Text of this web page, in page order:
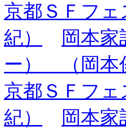
京都ＳＦフ
紀）
岡本
ー） （岡本
京都ＳＦフ
紀）
岡本